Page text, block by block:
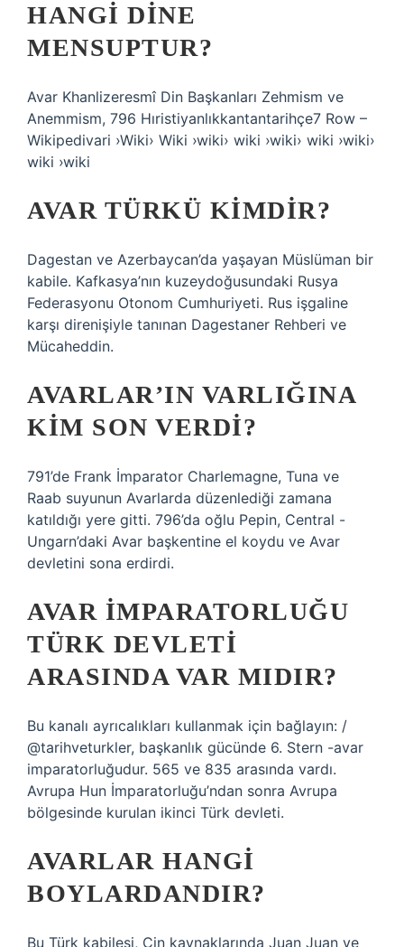
HANGI DINE
MENSUPTUR?
Avar Khanlizeresmî Din Başkanları Zehmism ve
Anemmism, 796 Hıristiyanlıkkantantarihçe7 Row –
Wikipedivari ›Wiki› Wiki ›wiki› wiki ›wiki› wiki ›wiki›
wiki ›wiki
AVAR TÜRKÜ KIMDIR?
Dagestan ve Azerbaycan’da yaşayan Müslüman bir
kabile. Kafkasya’nın kuzeydoğusundaki Rusya
Federasyonu Otonom Cumhuriyeti. Rus işgaline
karşı direnişiyle tanınan Dagestaner Rehberi ve
Mücaheddin.
AVARLAR’IN VARLIĞINA
KIM SON VERDI?
791’de Frank İmparator Charlemagne, Tuna ve
Raab suyunun Avarlarda düzenlediği zamana
katıldığı yere gitti. 796’da oğlu Pepin, Central -
Ungarn’daki Avar başkentine el koydu ve Avar
devletini sona erdirdi.
AVAR İMPARATORLUĞU
TÜRK DEVLETI
ARASINDA VAR MIDIR?
Bu kanalı ayrıcalıkları kullanmak için bağlayın: /
@tarihveturkler, başkanlık gücünde 6. Stern -avar
imparatorluğudur. 565 ve 835 arasında vardı.
Avrupa Hun İmparatorluğu’ndan sonra Avrupa
bölgesinde kurulan ikinci Türk devleti.
AVARLAR HANGI
BOYLARDANDIR?
Bu Türk kabilesi, Çin kaynaklarında Juan Juan ve